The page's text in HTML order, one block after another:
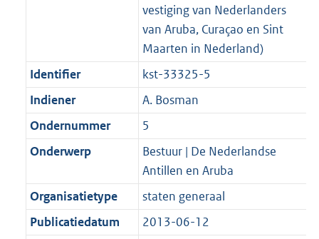
vestiging van Nederlanders
van Aruba, Curaçao en Sint
Maarten in Nederland)
Identifier
kst-33325-5
Indiener
A. Bosman
Ondernummer
5
Onderwerp
Bestuur | De Nederlandse
Antillen en Aruba
Organisatietype
staten generaal
Publicatiedatum
2013-06-12